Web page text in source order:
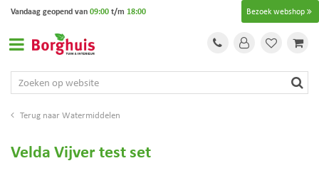
Watermiddelen
Bezoek webshop
Vandaag geopend van09:00t/m 18:00
Velda Vijver test set